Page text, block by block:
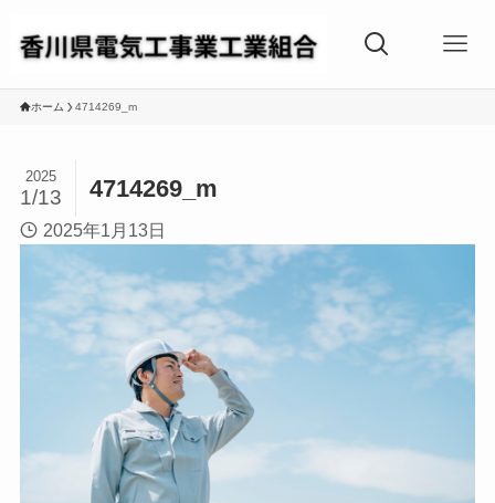
ホーム 4714269_m
4714269_m
2025
1/13
2025年1月13日